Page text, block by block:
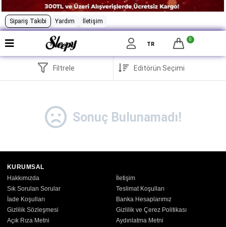
Sipariş Takibi Yardım İletişim
TR
0
Filtrele
Sonuç Bulunamadı!
KURUMSAL
Hakkımızda
İletişim
Sık Sorulan Sorular
Teslimat Koşulları
İade Koşulları
Banka Hesaplarımız
Gizlilik Sözleşmesi
Gizlilik ve Çerez Politikası
Açık Rıza Metni
Aydınlatma Metni